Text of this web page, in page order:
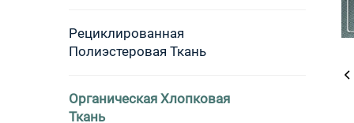
Рециклированная
Полиэстеровая Ткань
Органическая Хлопковая
Ткань